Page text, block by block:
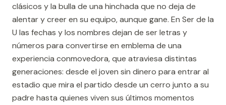
clásicos y la bulla de una hinchada que no deja de
alentar y creer en su equipo, aunque gane. En Ser de la
U las fechas y los nombres dejan de ser letras y
números para convertirse en emblema de una
experiencia conmovedora, que atraviesa distintas
generaciones: desde el joven sin dinero para entrar al
estadio que mira el partido desde un cerro junto a su
padre hasta quienes viven sus últimos momentos